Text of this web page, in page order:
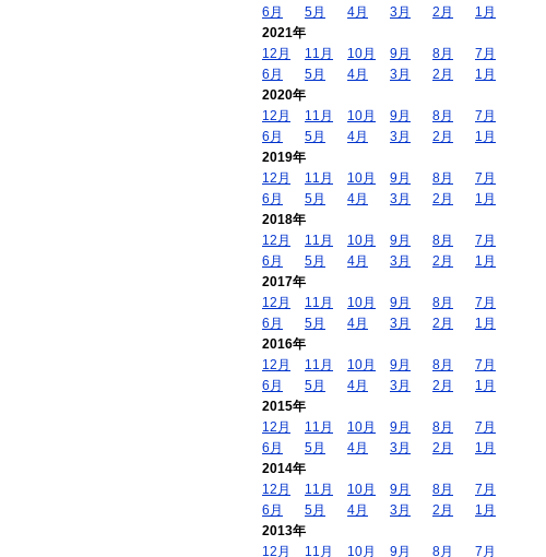
6月
5月 4月 3月 2月
1月
2021年
12月
11月 10月 9月 8月
7月
6月
5月 4月 3月 2月
1月
2020年
12月
11月 10月 9月 8月
7月
6月
5月 4月 3月 2月
1月
2019年
12月
11月 10月 9月 8月
7月
6月
5月 4月 3月 2月
1月
2018年
12月
11月 10月 9月 8月
7月
6月
5月 4月 3月 2月
1月
2017年
12月
11月 10月 9月 8月
7月
6月
5月 4月 3月 2月
1月
2016年
12月
11月 10月 9月 8月
7月
6月
5月 4月 3月 2月
1月
2015年
12月
11月 10月 9月 8月
7月
6月
5月 4月 3月 2月
1月
2014年
12月
11月 10月 9月 8月
7月
6月
5月 4月 3月 2月
1月
2013年
12月
11月 10月 9月 8月 7月